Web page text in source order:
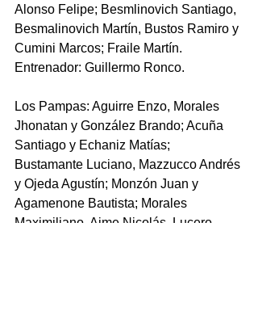
Alonso Felipe; Besmlinovich Santiago,
Besmalinovich Martín, Bustos Ramiro y
Cumini Marcos; Fraile Martín.
Entrenador: Guillermo Ronco.
Los Pampas: Aguirre Enzo, Morales
Jhonatan y González Brando; Acuña
Santiago y Echaniz Matías;
Bustamante Luciano, Mazzucco Andrés
y Ojeda Agustín; Monzón Juan y
Agamenone Bautista; Morales
Maximiliano, Aime Nicolás, Lucero